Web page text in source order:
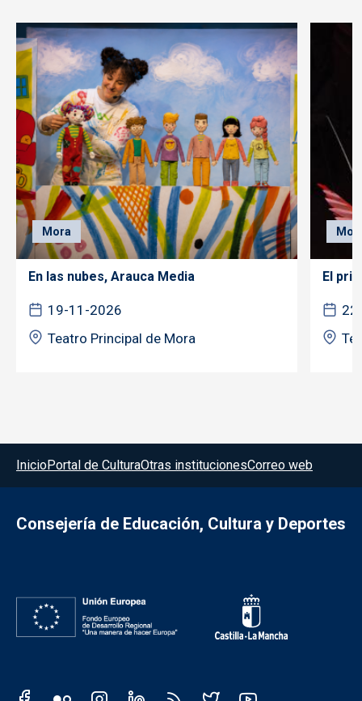
Mora
En las nubes, Arauca Media
19-11-2026
Teatro Principal de Mora
El
Menú del pie
InicioPortal de CulturaOtras institucionesCorreo web
Consejería de Educación, Cultura y Deportes